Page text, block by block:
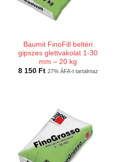
Baumit FinoFill beltéri
gipszes glettvakolat 1-30
mm – 20 kg
8 150 Ft 27% ÁFA-t tartalmaz